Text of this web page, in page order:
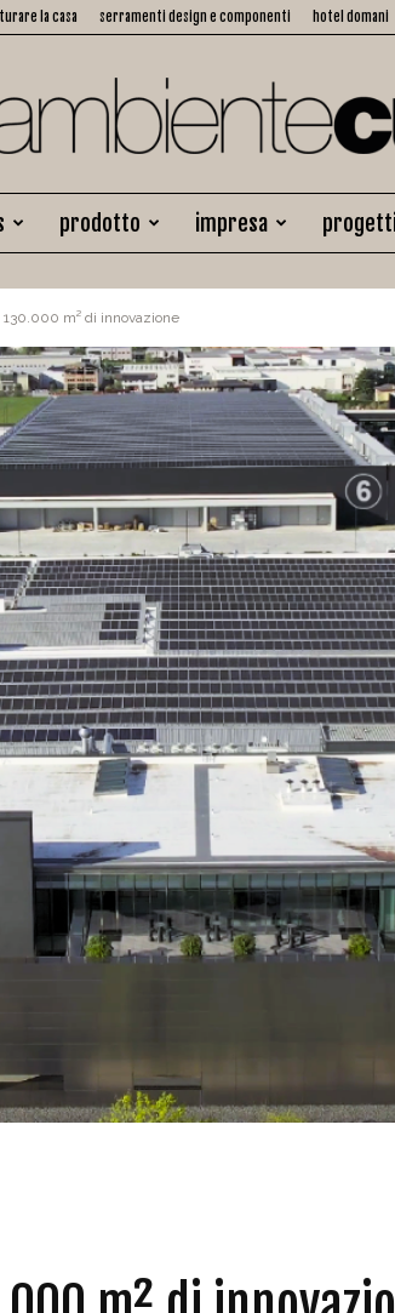
la casa serramenti design e componenti hotel domani
prodotto impresa
130.000 m² di innovazione